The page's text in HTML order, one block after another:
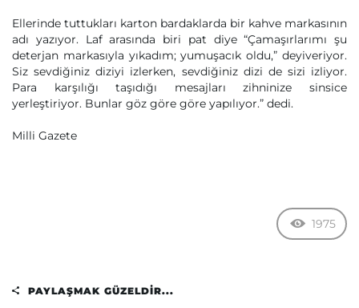
Ellerinde tuttukları karton bardaklarda bir kahve markasının
adı yazıyor. Laf arasında biri pat diye “Çamaşırlarımı şu
deterjan markasıyla yıkadım; yumuşacık oldu,” deyiveriyor.
Siz sevdiğiniz diziyi izlerken, sevdiğiniz dizi de sizi izliyor.
Para karşılığı taşıdığı mesajları zihninize sinsice
yerleştiriyor. Bunlar göz göre göre yapılıyor.” dedi.
Milli Gazete
1975
PAYLAŞMAK GÜZELDIR...